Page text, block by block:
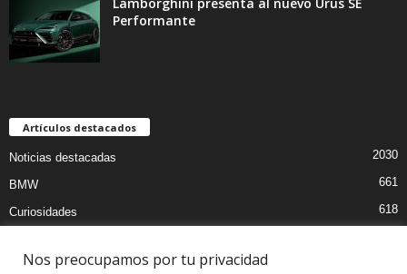
Lamborghini presenta al nuevo Urus SE
Performante
Artículos destacados
Noticias destacadas 2030
BMW 661
Curiosidades 618
MOTOS
Nos preocupamos por tu privacidad